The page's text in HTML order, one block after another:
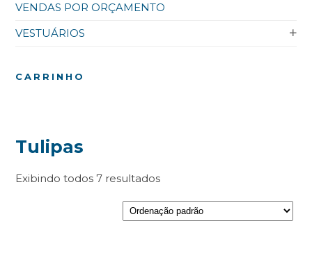
VENDAS POR ORÇAMENTO
VESTUÁRIOS
CARRINHO
Tulipas
Exibindo todos 7 resultados